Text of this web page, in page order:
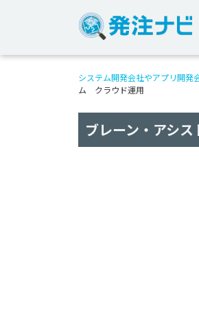
システム開発会社やアプリ開発
ム クラウド運用
ブレーン・アシ